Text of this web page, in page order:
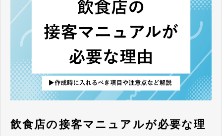
オンラインデモ
導入事例
セミナー・イベント情報
できるをふやす研究所
飲食店の接客マニュアルが必要な理